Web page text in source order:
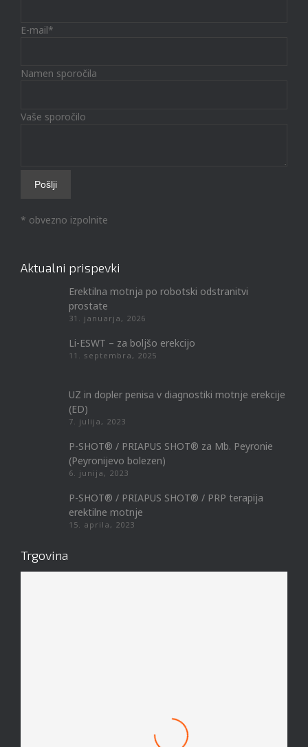
E-mail*
Namen sporočila
Vaše sporočilo
* obvezno izpolnite
Aktualni prispevki
Erektilna motnja po robotski odstranitvi
prostate
31. januarja, 2026
Li-ESWT – za boljšo erekcijo
11. septembra, 2025
UZ in dopler penisa v diagnostiki motnje erekcije
(ED)
7. julija, 2023
P-SHOT® / PRIAPUS SHOT® za Mb. Peyronie
(Peyronijevo bolezen)
6. junija, 2023
P-SHOT® / PRIAPUS SHOT® / PRP terapija
erektilne motnje
15. aprila, 2023
Trgovina